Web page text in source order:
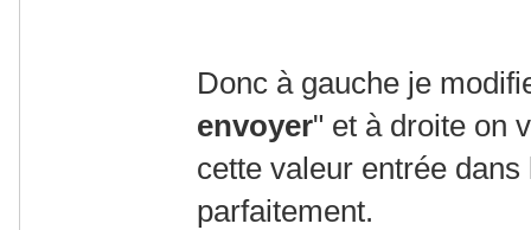
Donc à gauche je
envoyer" et à droite on
cette valeur entrée
parfaitement.